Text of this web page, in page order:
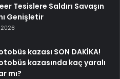
Tesislere Saldırı Savaşın
Genişletir
kazası SON DAKİKA!
kazasında kaç yaralı
mı?